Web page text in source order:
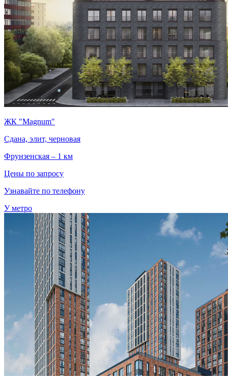
ЖК "Magnum"
Сдана, элит, черновая
Фрунзенская – 1 км
Цены по запросу
Узнавайте по телефону
У метро